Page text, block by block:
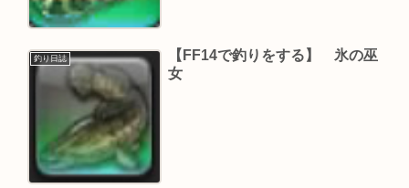
釣り日誌
【FF14で釣りをする】 氷の巫
女